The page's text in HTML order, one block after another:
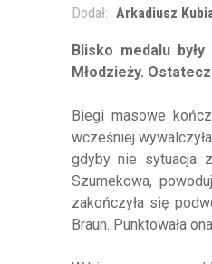
Dodał: Arkadiusz
Blisko medalu
Młodzieży.
Biegi masowe
wcześniej
gdyby nie sytuacja
Szumekowa,
zakończyła się
Braun. Punktowała